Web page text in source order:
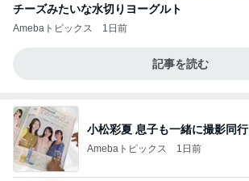
チーズみたいな水切りヨーグルト
Amebaトピックス 1日前
記事を読む
小松彩夏 息子も一緒に撮影同行
Amebaトピックス 1日前